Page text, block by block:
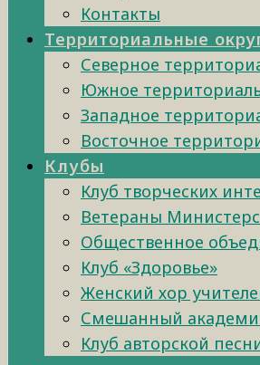
Контакты
Территориальные
Северное
Южное
Западное
Восточное
Клубы
Клуб творческих
Ветераны
Общественное
Клуб «Здоровье»
Женский хор
Смешанный
Клуб авторской